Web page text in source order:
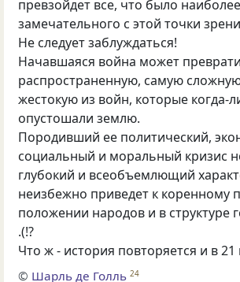
превзойдет все, что было наиболее
замечательного с этой точки
Не следует заблуждаться!
Начавшаяся война может
распространенную, самую
жестокую из войн, которые когда-
опустошали землю.
Породивший ее политический,
социальный и моральный кризис
глубокий и всеобъемлющий
неизбежно приведет к коренному
положении народов и в структуре
.(!?
Что ж - история повторяется и в 21
© Шарль де Голль 24